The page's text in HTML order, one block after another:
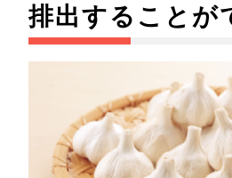
排出することが